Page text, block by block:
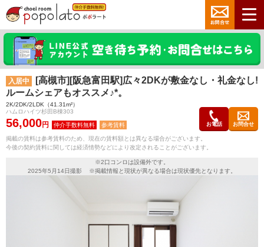
入居中
[高槻市][阪急富田駅]広々2DKが敷金なし・礼金なし!
ルームシェアもオススメ♪*。
2K/2DK/2LDK（41.31m²）
ハムロハイツ杉田B棟303
56,000円 参考賃料 お電話 お問合せ
掲載の賃料は参考賃料のため、現在の賃料額とは異なる場合がございます。
今後の契約賃料に関しては経済情勢などにより改定されることがございます。
※2口コンロは設備外です。
2025年5月14日撮影 ※掲載情報と現状が異なる場合は現状優先となります。